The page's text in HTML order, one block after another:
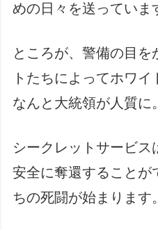
めの日々を送っていま
ところが、警備の目を
トたちによってホワイ
なんと大統領が人質に。
シークレットサービス
安全に奪還することが
ちの死闘が始まります。